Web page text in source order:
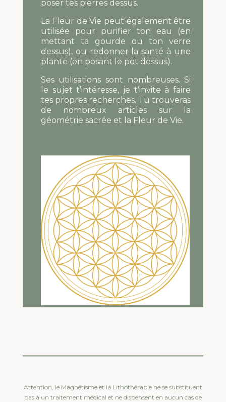
poser tes pierres dessus.
La Fleur de Vie peut également être
utilisée pour purifier ton eau (en
mettant ta gourde ou ton verre
dessus), ou redonner la santé à une
plante (en posant le pot dessus).
Ses utilisations sont nombreuses. Si
le sujet t’intéresse, je t’invite à faire
tes propres recherches. Tu trouveras
de nombreux articles sur la
géométrie sacrée et la Fleur de Vie.
Attention, le Magnétisme et la Lithothérapie ne se substituent
pas à un traitement médical et ne dispensent en aucun cas de